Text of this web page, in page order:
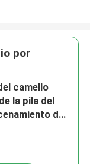
por
camello
la pila del
de